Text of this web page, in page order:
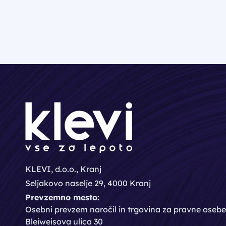
KLEVI, d.o.o., Kranj
Seljakovo naselje 29, 4000 Kranj
Prevzemno mesto:
Osebni prevzem naročil in trgovina za pravne osebe
Bleiweisova ulica 30